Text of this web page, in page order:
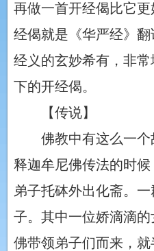
再做一首开经偈比它
经偈就是《华严经》
经义的玄妙希有，非
下的开经偈。
【传说】
佛教中有这么一个
释迦牟尼佛传法的时
弟子托砵外出化斋。
子。其中一位娇滴滴
佛带领弟子们而来，